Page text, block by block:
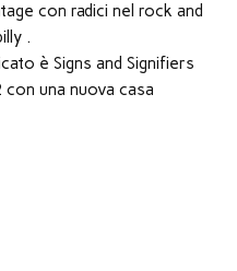
mail
ad
un
amico
(Si
in
con radici nel rock and
.
è Signs and Signifiers
una nuova casa